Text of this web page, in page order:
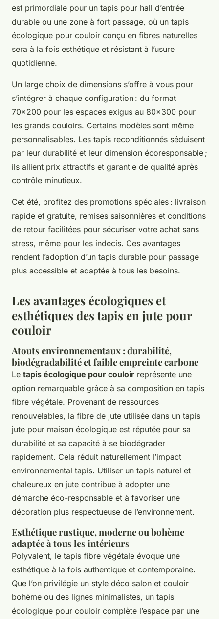
est primordiale pour un tapis pour hall d’entrée
durable ou une zone à fort passage, où un tapis
écologique pour couloir conçu en fibres naturelles
sera à la fois esthétique et résistant à l’usure
quotidienne.
Un large choix de dimensions s’offre à vous pour
s’intégrer à chaque configuration : du format
70x200 pour les espaces exigus au 80x300 pour
les grands couloirs. Certains modèles sont même
personnalisables. Les tapis reconditionnés séduisent
par leur durabilité et leur dimension écoresponsable ;
ils allient prix attractifs et garantie de qualité après
contrôle minutieux.
Cet été, profitez des promotions spéciales : livraison
rapide et gratuite, remises saisonnières et conditions
de retour facilitées pour sécuriser votre achat sans
stress, même pour les indecis. Ces avantages
rendent l’adoption d’un tapis durable pour passage
plus accessible et adaptée à tous les besoins.
Les avantages écologiques et
esthétiques des tapis en jute pour
couloir
Atouts environnementaux : durabilité,
biodégradabilité et faible empreinte carbone
Le tapis écologique pour couloir représente une
option remarquable grâce à sa composition en tapis
fibre végétale. Provenant de ressources
renouvelables, la fibre de jute utilisée dans un tapis
jute pour maison écologique est réputée pour sa
durabilité et sa capacité à se biodégrader
rapidement. Cela réduit naturellement l’impact
environnemental tapis. Utiliser un tapis naturel et
chaleureux en jute contribue à adopter une
démarche éco-responsable et à favoriser une
décoration plus respectueuse de l’environnement.
Esthétique rustique, moderne ou bohème
adaptée à tous les intérieurs
Polyvalent, le tapis fibre végétale évoque une
esthétique à la fois authentique et contemporaine.
Que l’on privilégie un style déco salon et couloir
bohème ou des lignes minimalistes, un tapis
écologique pour couloir complète l’espace par une